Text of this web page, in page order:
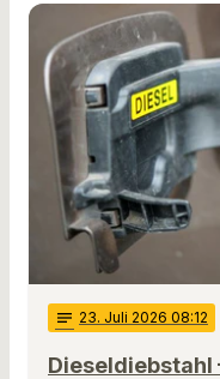
notes 23. Juli 2026 08:12
Dieseldiebstahl